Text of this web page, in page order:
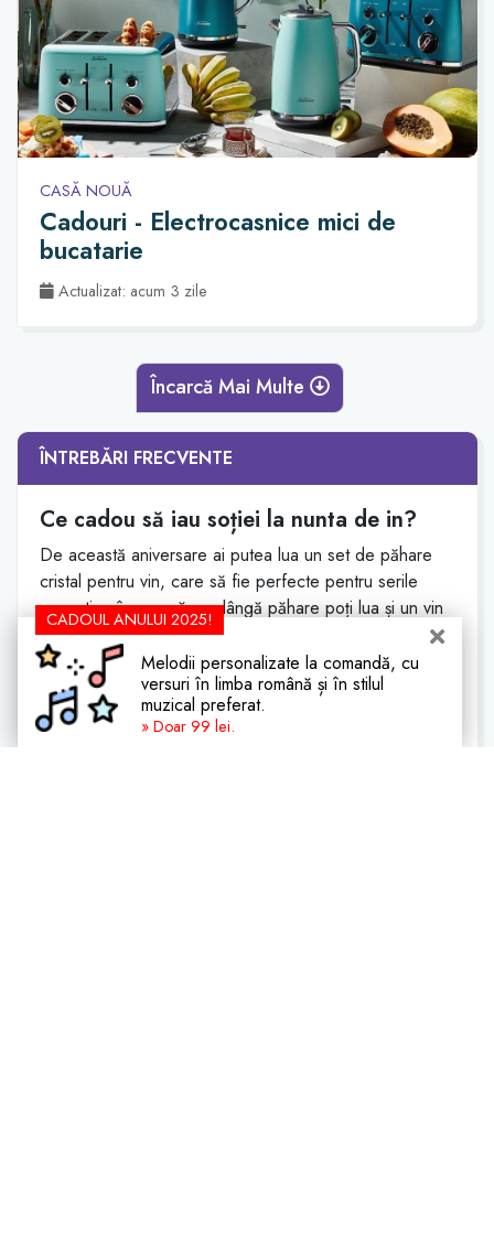
CASĂ NOUĂ
Cadouri - Electrocasnice mici de
bucatarie
Actualizat: acum 3 zile
Încarcă Mai Multe
ÎNTREBĂRI FRECVENTE
Ce cadou să iau soției la nunta de in?
De această aniversare ai putea lua un set de păhare
cristal pentru vin, care să fie perfecte pentru serile
romantice împreună, pe lângă păhare poți lua și un vin
de colecție care îi place cel mei tare.
Ce cadou să iau soțului la nunta de in?
Cu această ocazie ai putea lua cadou un joc distractiv
(monopoly, alias, joc de cupluri, uno, joc de societete,
CADOUL ANULUI 2025!
Melodii personalizate la comandă, cu
versuri în limba română și în stilul
muzical preferat.
» Doar 99 lei.